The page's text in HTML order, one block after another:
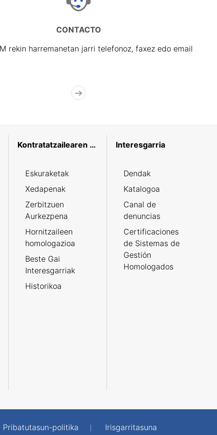
CONTACTO
rekin harremanetan jarri telefonoz, faxez edo email
Kontratatzailearen profila
Eskuraketak
Xedapenak
Zerbitzuen
Aurkezpena
Hornitzaileen
homologazioa
Beste Gai
Interesgarriak
Historikoa
Interesgarria
Dendak
Katalogoa
Canal de
denuncias
Certificaciones
de Sistemas de
Gestión
Homologados
Pribatutasun-politika Irisgarritasuna